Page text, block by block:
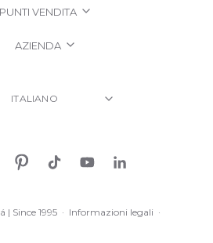
PUNTI VENDITA
AZIENDA
| Since 1995 · Informazioni legali ·